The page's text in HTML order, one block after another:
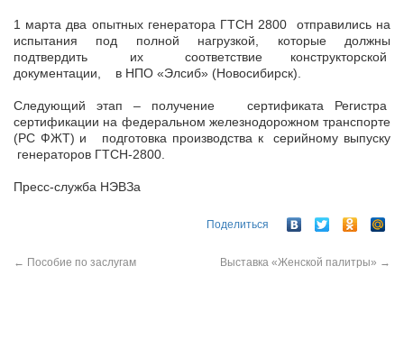
1 марта два опытных генератора ГТСН 2800 отправились на
испытания под полной нагрузкой, которые должны
подтвердить их соответствие конструкторской
документации, в НПО «Элсиб» (Новосибирск).
Следующий этап – получение сертификата Регистра
сертификации на федеральном железнодорожном транспорте
(РС ФЖТ) и подготовка производства к серийному выпуску
генераторов ГТСН-2800.
Пресс-служба НЭВЗа
Поделиться
← Пособие по заслугам Выставка «Женской палитры» →